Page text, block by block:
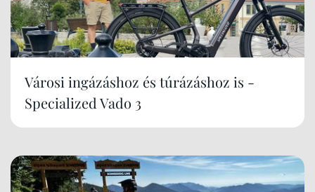
Városi ingázáshoz és túrázáshoz is -
Specialized Vado 3